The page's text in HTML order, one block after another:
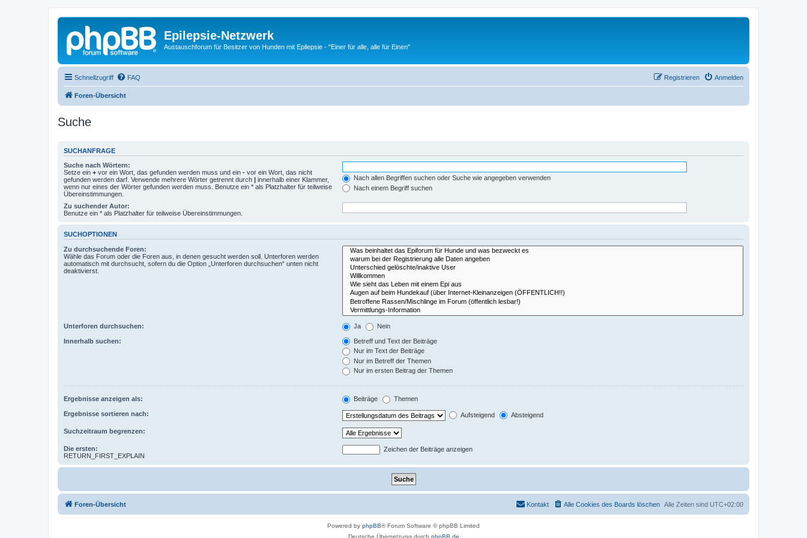
Epilepsie-Netzwerk
Austauschforum für Besitzer von Hunden mit Epilepsie - "Einer für alle, alle für Einen"
Schnellzugriff FAQ Anmelden
Registrieren
Foren-Übersicht
Suche
SUCHANFRAGE
Suche nach Wörtern:
Setze ein + vor ein Wort, das gefunden werden muss und ein - vor ein Wort, das nicht
gefunden werden darf. Verwende mehrere Wörter getrennt durch | innerhalb einer Klammer,
wenn nur eines der Wörter gefunden werden muss. Benutze ein * als Platzhalter für teilweise
Übereinstimmungen.
Nach allen Begriffen suchen oder Suche wie angegeben verwenden
Nach einem Begriff suchen
Zu suchender Autor:
Benutze ein * als Platzhalter für teilweise Übereinstimmungen.
SUCHOPTIONEN
Zu durchsuchende Foren:
Wähle das Forum oder die Foren aus, in denen gesucht werden soll. Unterforen werden
automatisch mit durchsucht, sofern du die Option „Unterforen durchsuchen“ unten nicht
deaktivierst.
Unterforen durchsuchen: Ja Nein
Innerhalb suchen:
Betreff und Text der Beiträge
Nur im Text der Beiträge
Nur im Betreff der Themen
Nur im ersten Beitrag der Themen
Ergebnisse anzeigen als: Beiträge Themen
Ergebnisse sortieren nach: Aufsteigend Absteigend
Suchzeitraum begrenzen:
Die ersten:
RETURN_FIRST_EXPLAIN
Zeichen der Beiträge anzeigen
Foren-Übersicht Alle Zeiten sind UTC+02:00
Alle Cookies des Boards löschen
Kontakt
Powered by phpBB® Forum Software © phpBB Limited
Deutsche Übersetzung durch phpBB.de